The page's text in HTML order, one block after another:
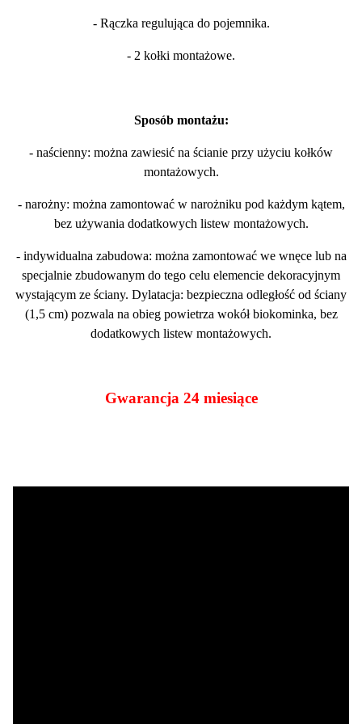
- Rączka regulująca do pojemnika.
- 2 kołki montażowe.
Sposób montażu:
- naścienny: można zawiesić na ścianie przy użyciu kołków
montażowych.
- narożny: można zamontować w narożniku pod każdym kątem,
bez używania dodatkowych listew montażowych.
- indywidualna zabudowa: można zamontować we wnęce lub na
specjalnie zbudowanym do tego celu elemencie dekoracyjnym
wystającym ze ściany. Dylatacja: bezpieczna odległość od ściany
(1,5 cm) pozwala na obieg powietrza wokół biokominka, bez
dodatkowych listew montażowych.
Gwarancja 24 miesiące